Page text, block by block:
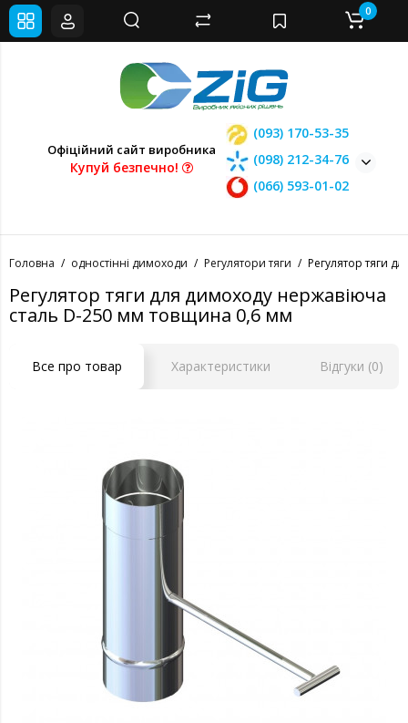
Офіційний сайт виробника
Купуй безпечно!
(093) 170-53-35
(098) 212-34-76
(066) 593-01-02
0
Головна одностінні димоходи Регулятори тяги Регулятор тяги
Регулятор тяги для димоходу нержавіюча
сталь D-250 мм товщина 0,6 мм
Все про товар Характеристики Відгуки (0)